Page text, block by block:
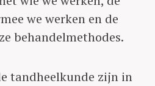
we werken en de
behandelmethodes.
tandheelkunde zijn in